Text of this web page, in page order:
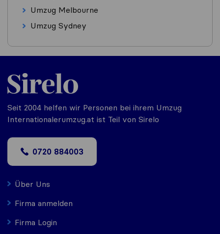
Umzug Melbourne
Umzug Sydney
Seit 2004 helfen wir Personen bei ihrem Umzug
Internationalerumzug.at ist Teil von Sirelo
0720 884003
Über Uns
Firma anmelden
Firma Login